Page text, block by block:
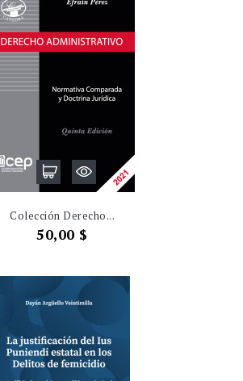
Colección Derecho...
Precio
50,00 $